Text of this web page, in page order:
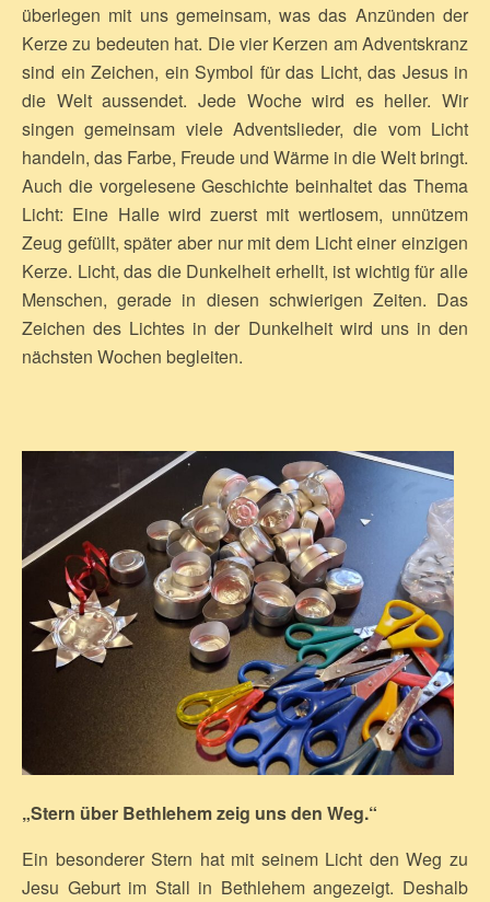
überlegen mit uns gemeinsam, was das Anzünden der
Kerze zu bedeuten hat. Die vier Kerzen am Adventskranz
sind ein Zeichen, ein Symbol für das Licht, das Jesus in
die Welt aussendet. Jede Woche wird es heller. Wir
singen gemeinsam viele Adventslieder, die vom Licht
handeln, das Farbe, Freude und Wärme in die Welt bringt.
Auch die vorgelesene Geschichte beinhaltet das Thema
Licht: Eine Halle wird zuerst mit wertlosem, unnützem
Zeug gefüllt, später aber nur mit dem Licht einer einzigen
Kerze. Licht, das die Dunkelheit erhellt, ist wichtig für alle
Menschen, gerade in diesen schwierigen Zeiten. Das
Zeichen des Lichtes in der Dunkelheit wird uns in den
nächsten Wochen begleiten.
„Stern über Bethlehem zeig uns den Weg.“
Ein besonderer Stern hat mit seinem Licht den Weg zu
Jesu Geburt im Stall in Bethlehem angezeigt. Deshalb